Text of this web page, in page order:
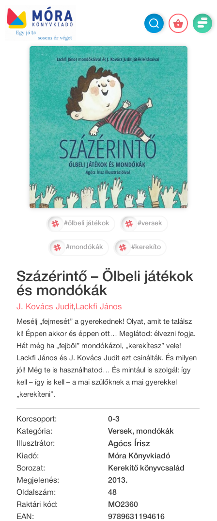
#ölbeli játékok #versek
#mondókák #kerekíto
Százérintő – Ölbeli játékok
és mondókák
J. Kovács Judit, Lackfi János
Mesélj „fejmesét” a gyerekednek! Olyat, amit te találsz
ki! Éppen akkor és éppen ott… Meglátod: élvezni fogja.
Hát még ha „fejből” mondókázol, „kerekítesz” vele!
Lackfi János és J. Kovács Judit ezt csinálták. És milyen
jól! Még te is használhatod… És mintául is szolgál: így
kell – így is kell – a mai szülőknek a mai gyerekkel
„kerekíteni”.
Korcsoport:
0-3
Kategória:
Versek, mondókák
Illusztrátor:
Agócs Írisz
Kiadó:
Móra Könyvkiadó
Sorozat:
Kerekítő könyvcsalád
Megjelenés:
2013.
Oldalszám:
48
Raktári kód:
MO2360
EAN:
9789631194616